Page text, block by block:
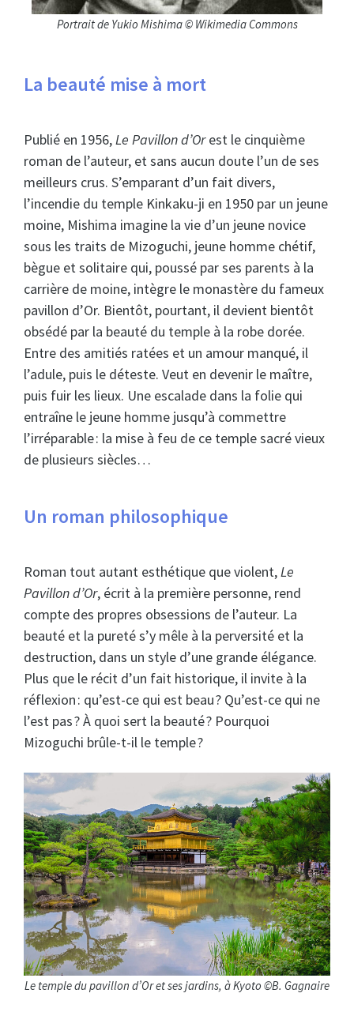
Portrait de Yukio Mishima © Wikimedia Commons
La beauté mise à mort
Publié en 1956,Le Pavillon d’Orest le cinquième
roman de l’auteur, et sans aucun doute l’un de ses
meilleurs crus. S’emparant d’un fait divers,
l’incendie du temple Kinkaku-ji en 1950 par un jeune
moine, Mishima imagine la vie d’un jeune novice
sous les traits de Mizoguchi, jeune homme chétif,
bègue et solitaire qui, poussé par ses parents à la
carrière de moine, intègre le monastère du fameux
pavillon d’Or. Bientôt, pourtant, il devient bientôt
obsédé par la beauté du temple à la robe dorée.
Entre des amitiés ratées et un amour manqué, il
l’adule, puis le déteste. Veut en devenir le maître,
puis fuir les lieux. Une escalade dans la folie qui
entraîne le jeune homme jusqu’à commettre
l’irréparable : la mise à feu de ce temple sacré vieux
de plusieurs siècles…
Un roman philosophique
Roman tout autant esthétique que violent,Le
Pavillon d’Or, écrit à la première personne, rend
compte des propres obsessions de l’auteur. La
beauté et la pureté s’y mêle à la perversité et la
destruction, dans un style d’une grande élégance.
Plus que le récit d’un fait historique, il invite à la
réflexion : qu’est-ce qui est beau ? Qu’est-ce qui ne
l’est pas ? À quoi sert la beauté ? Pourquoi
Mizoguchi brûle-t-il le temple ?
Le temple du pavillon d’Or et ses jardins, à Kyoto ©B. Gagnaire